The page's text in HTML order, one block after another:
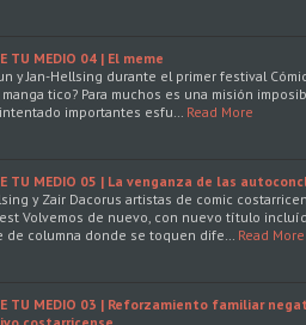
TU MEDIO 04 | El meme
y Jan-Hellsing durante el primer festival
manga tico? Para muchos es una misión
importantes esfu… Read More
TU MEDIO 05 | La venganza de las
y Zair Dacorus artistas de comic
Volvemos de nuevo, con nuevo título
de columna donde se toquen dife… Read More
TU MEDIO 03 | Reforzamiento familiar